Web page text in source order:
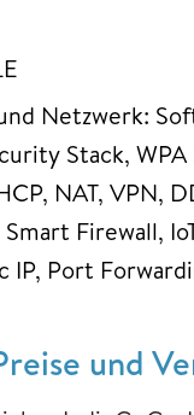
Netzwerk:
Stack, WPA
NAT, VPN,
Firewall,
IP, Port
und